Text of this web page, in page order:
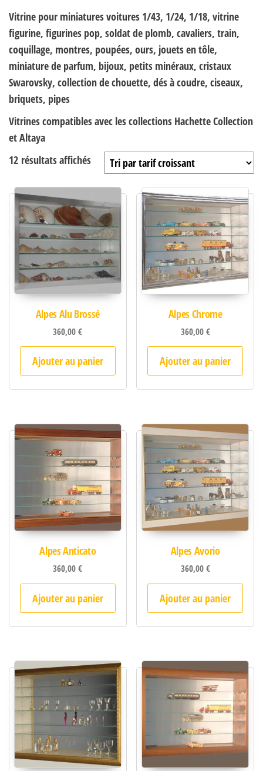
Vitrine pour miniatures voitures 1/43, 1/24, 1/18, vitrine
figurine, figurines pop, soldat de plomb, cavaliers, train,
coquillage, montres, poupées, ours, jouets en tôle,
miniature de parfum, bijoux, petits minéraux, cristaux
Swarovsky, collection de chouette, dés à coudre, ciseaux,
briquets, pipes
Vitrines compatibles avec les collections Hachette Collection
et Altaya
12 résultats affichésTrié par prix croissant
Alpes Alu Brossé
360,00€
Ajouter au panier
Alpes Chrome
360,00€
Ajouter au panier
Alpes Anticato
360,00€
Ajouter au panier
Alpes Avorio
360,00€
Ajouter au panier